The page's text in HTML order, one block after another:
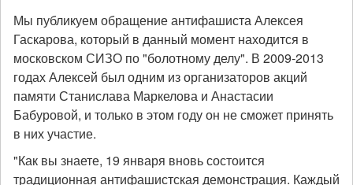
года!
Мы публикуем обращение антифашиста Алексея
Гаскарова, который в данный момент находится в
московском СИЗО по "болотному делу". В 2009-2013
годах Алексей был одним из организаторов акций
памяти Станислава Маркелова и Анастасии
Бабуровой, и только в этом году он не сможет принять
в них участие.
"Как вы знаете, 19 января вновь состоится
традиционная антифашистская демонстрация. Каждый